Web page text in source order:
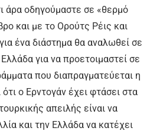
άρα οδηγούμαστε σε «θερμό
και με το Ορούτς Ρέις και
ένα διάστημα θα αναλωθεί σε
για να προετοιμαστεί σε
που διαπραγματεύεται η
ο Ερντογάν έχει φτάσει στα
απειλής είναι να
και την Ελλάδα να κατέχει